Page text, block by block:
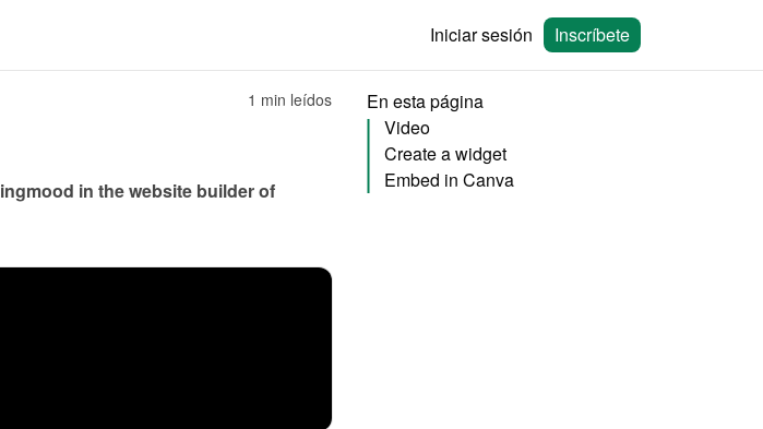
Iniciar sesión Inscríbete
1 min leídos
You can embed calendars from Bookingmood in the website builder of
En esta página
Video
Create a widget
Embed in Canva